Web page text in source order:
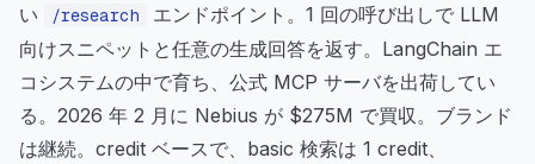
い
/research
エンドポイント。1 回の呼び出しで LLM
向けスニペットと任意の生成回答を返す。LangChain エ
コシステムの中で育ち、公式 MCP サーバを出荷してい
る。2026 年 2 月に Nebius が $275M で買収。ブランド
は継続。credit ベースで、basic 検索は 1 credit、